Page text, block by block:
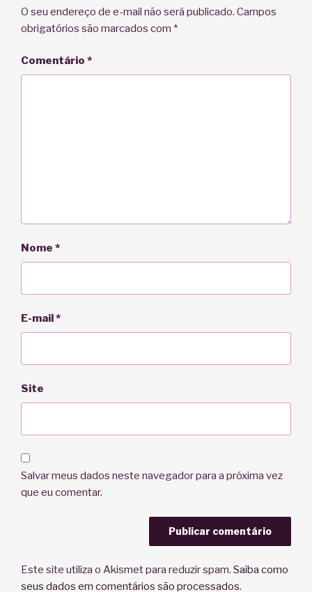
O seu endereço de e-mail não será publicado. Campos
obrigatórios são marcados com *
Comentário *
Nome *
E-mail *
Site
Salvar meus dados neste navegador para a próxima vez
que eu comentar.
Este site utiliza o Akismet para reduzir spam. Saiba como
seus dados em comentários são processados.